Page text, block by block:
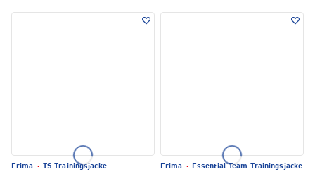
Erima ·
TS Trainingsjacke
Erima · Essential Team Trainingsjacke